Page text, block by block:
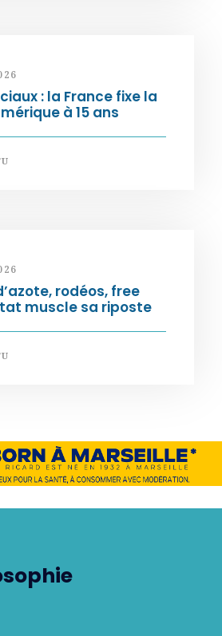
: la France fixe la
à 15 ans
rodéos, free
muscle sa riposte